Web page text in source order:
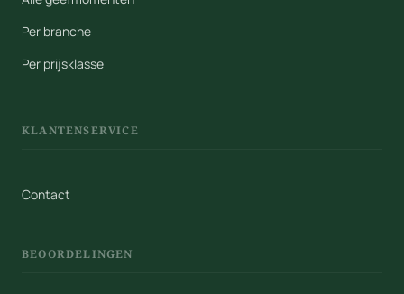
Per branche
Per prijsklasse
KLANTENSERVICE
Contact
BEOORDELINGEN